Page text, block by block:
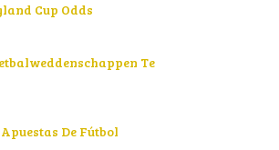
Cup Odds
Te
De Fútbol